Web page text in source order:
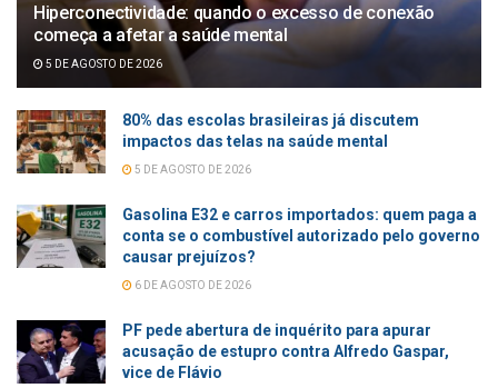
Hiperconectividade: quando o excesso de conexão
começa a afetar a saúde mental
5 DE AGOSTO DE 2026
80% das escolas brasileiras já discutem
impactos das telas na saúde mental
5 DE AGOSTO DE 2026
Gasolina E32 e carros importados: quem paga a
conta se o combustível autorizado pelo governo
causar prejuízos?
6 DE AGOSTO DE 2026
PF pede abertura de inquérito para apurar
acusação de estupro contra Alfredo Gaspar,
vice de Flávio